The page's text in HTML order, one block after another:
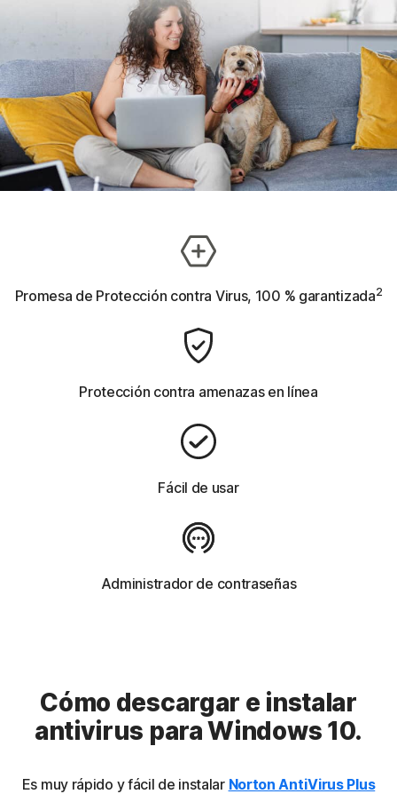
Promesa de Protección contra Virus, 100 % garantizada2
Protección contra amenazas en línea
Fácil de usar
Administrador de contraseñas
Cómo descargar e instalar
antivirus para Windows 10.
Es muy rápido y fácil de instalar Norton AntiVirus Plus